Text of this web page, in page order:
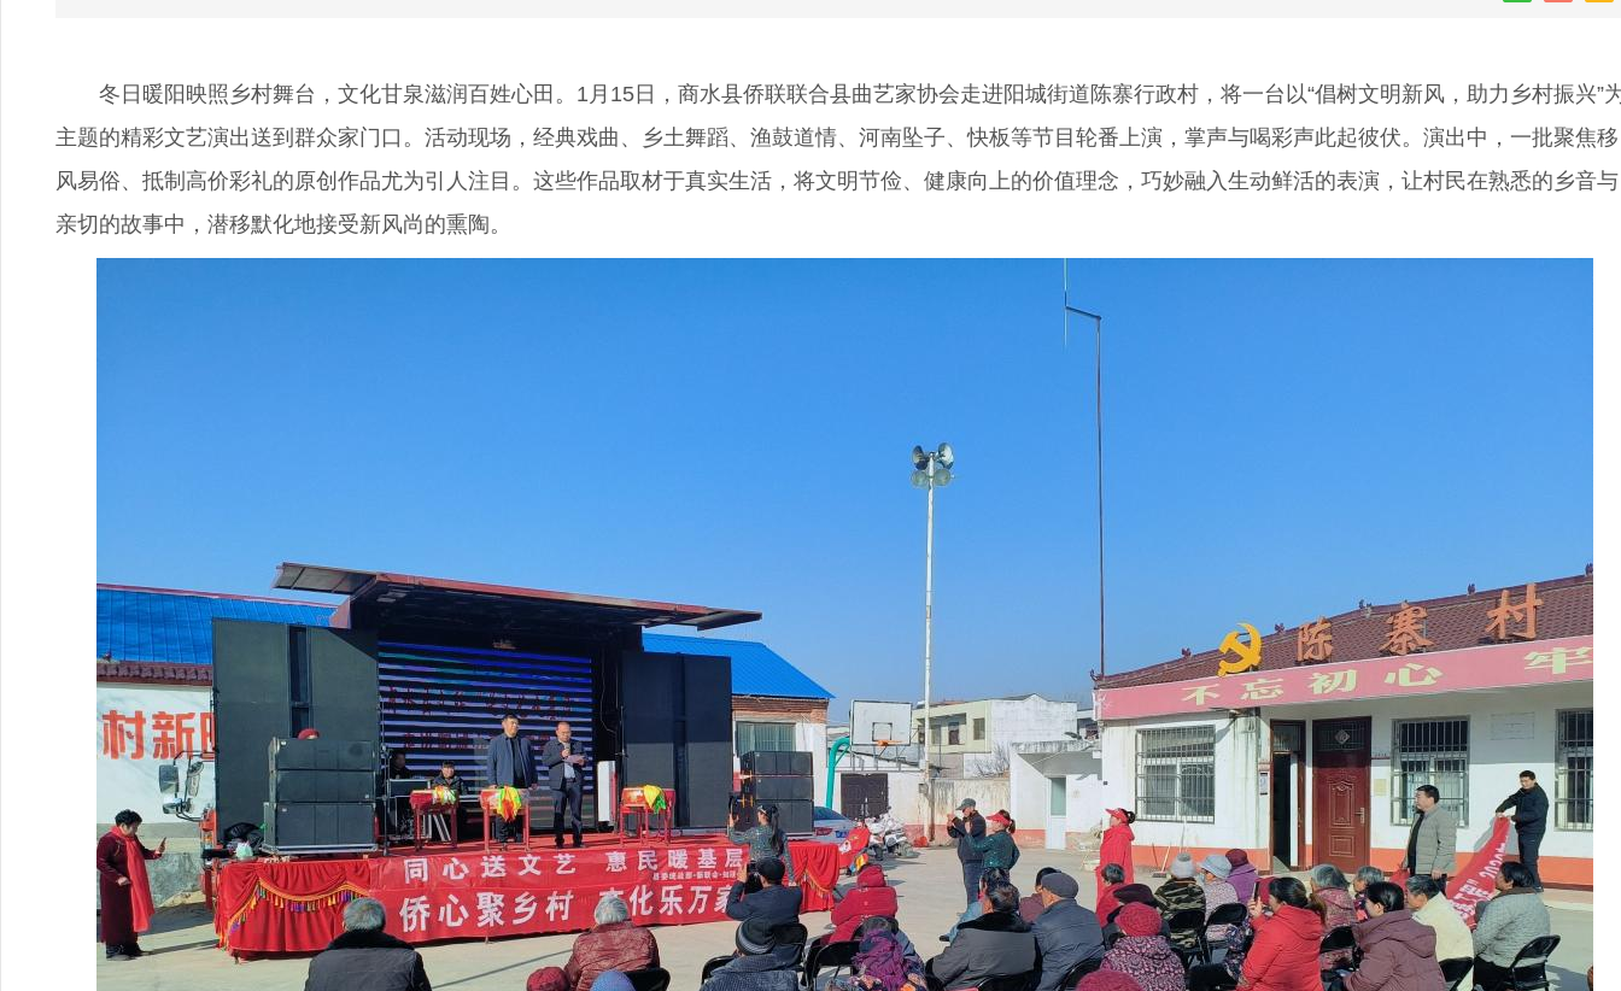
冬日暖阳映照乡村舞台，文化甘泉滋润百姓心田。1月15日，商水县侨联联合县曲艺家协会走进阳城街道陈寨行政村，将一台以“倡树文明新风，助力乡村振兴”
主题的精彩文艺演出送到群众家门口。活动现场，经典戏曲、乡土舞蹈、渔鼓道情、河南坠子、快板等节目轮番上演，掌声与喝彩声此起彼伏。演出中，一批聚焦移
风易俗、抵制高价彩礼的原创作品尤为引人注目。这些作品取材于真实生活，将文明节俭、健康向上的价值理念，巧妙融入生动鲜活的表演，让村民在熟悉的乡音与
亲切的故事中，潜移默化地接受新风尚的熏陶。